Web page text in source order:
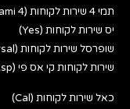
תמי 4 שירות לקוחות (Tami 4)
יס שירות לקוחות (Yes)
שופרסל שירות לקוחות (Shufersal)
שירות לקוחות קי אס פי (ksp)
כאל שירות לקוחות (Cal)